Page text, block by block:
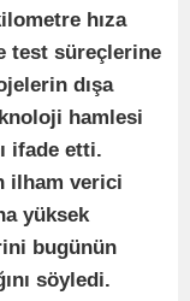
hıza
test süreçlerine
dışa
hamlesi
ifade etti.
ilham verici
yüksek
bugünün
söyledi.